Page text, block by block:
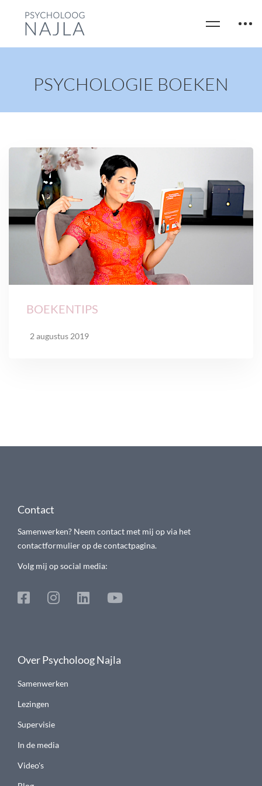
PSYCHOLOGIE BOEKEN
BOEKENTIPS
2 augustus 2019
Contact
Samenwerken? Neem contact met mij op via het
contactformulier op de contactpagina.
Volg mij op social media:
Over Psycholoog Najla
Samenwerken
Lezingen
Supervisie
In de media
Video's